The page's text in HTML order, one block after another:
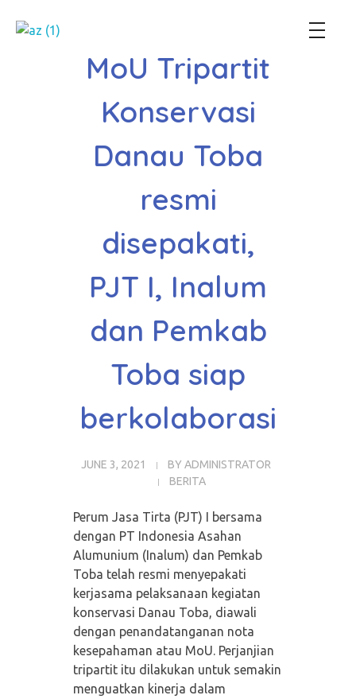
MoU Tripartit
Konservasi
Danau Toba
resmi
disepakati,
PJT I, Inalum
dan Pemkab
Toba siap
berkolaborasi
JUNE 3, 2021 BY ADMINISTRATOR
BERITA
Perum Jasa Tirta (PJT) I bersama
dengan PT Indonesia Asahan
Alumunium (Inalum) dan Pemkab
Toba telah resmi menyepakati
kerjasama pelaksanaan kegiatan
konservasi Danau Toba, diawali
dengan penandatanganan nota
kesepahaman atau MoU. Perjanjian
tripartit itu dilakukan untuk semakin
menguatkan kinerja dalam